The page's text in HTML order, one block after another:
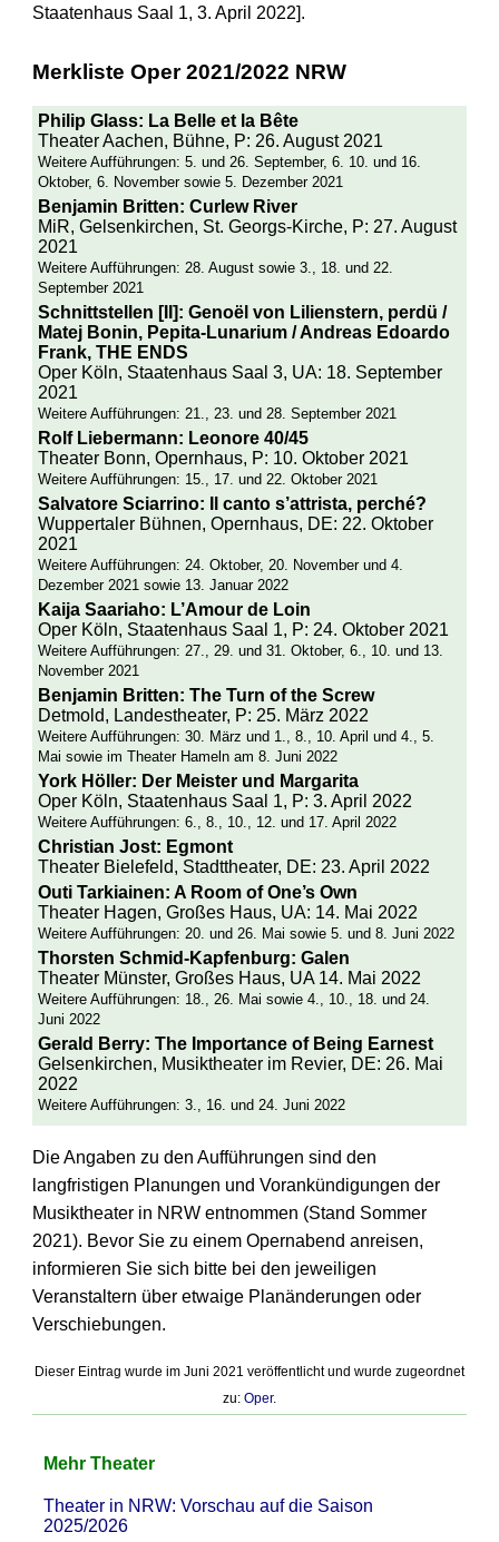
Staatenhaus Saal 1, 3. April 2022].
Merkliste Oper 2021/2022 NRW
Philip Glass: La Belle et la Bête
Theater Aachen, Bühne, P: 26. August 2021
Weitere Aufführungen: 5. und 26. September, 6. 10. und 16.
Oktober, 6. November sowie 5. Dezember 2021
Benjamin Britten: Curlew River
MiR, Gelsenkirchen, St. Georgs-Kirche, P: 27. August
2021
Weitere Aufführungen: 28. August sowie 3., 18. und 22.
September 2021
Schnittstellen [II]: Genoël von Lilienstern, perdü /
Matej Bonin, Pepita-Lunarium / Andreas Edoardo
Frank, THE ENDS
Oper Köln, Staatenhaus Saal 3, UA: 18. September
2021
Weitere Aufführungen: 21., 23. und 28. September 2021
Rolf Liebermann: Leonore 40/45
Theater Bonn, Opernhaus, P: 10. Oktober 2021
Weitere Aufführungen: 15., 17. und 22. Oktober 2021
Salvatore Sciarrino: Il canto s’attrista, perché?
Wuppertaler Bühnen, Opernhaus, DE: 22. Oktober
2021
Weitere Aufführungen: 24. Oktober, 20. November und 4.
Dezember 2021 sowie 13. Januar 2022
Kaija Saariaho: L’Amour de Loin
Oper Köln, Staatenhaus Saal 1, P: 24. Oktober 2021
Weitere Aufführungen: 27., 29. und 31. Oktober, 6., 10. und 13.
November 2021
Benjamin Britten: The Turn of the Screw
Detmold, Landestheater, P: 25. März 2022
Weitere Aufführungen: 30. März und 1., 8., 10. April und 4., 5.
Mai sowie im Theater Hameln am 8. Juni 2022
York Höller: Der Meister und Margarita
Oper Köln, Staatenhaus Saal 1, P: 3. April 2022
Weitere Aufführungen: 6., 8., 10., 12. und 17. April 2022
Christian Jost: Egmont
Theater Bielefeld, Stadttheater, DE: 23. April 2022
Outi Tarkiainen: A Room of One’s Own
Theater Hagen, Großes Haus, UA: 14. Mai 2022
Weitere Aufführungen: 20. und 26. Mai sowie 5. und 8. Juni 2022
Thorsten Schmid-Kapfenburg: Galen
Theater Münster, Großes Haus, UA 14. Mai 2022
Weitere Aufführungen: 18., 26. Mai sowie 4., 10., 18. und 24.
Juni 2022
Gerald Berry: The Importance of Being Earnest
Gelsenkirchen, Musiktheater im Revier, DE: 26. Mai
2022
Weitere Aufführungen: 3., 16. und 24. Juni 2022
Die Angaben zu den Aufführungen sind den
langfristigen Planungen und Vorankündigungen der
Musiktheater in NRW entnommen (Stand Sommer
2021). Bevor Sie zu einem Opernabend anreisen,
informieren Sie sich bitte bei den jeweiligen
Veranstaltern über etwaige Planänderungen oder
Verschiebungen.
Dieser Eintrag wurde im Juni 2021 veröffentlicht und wurde zugeordnet
zu: Oper.
Mehr Theater
Theater in NRW: Vorschau auf die Saison
2025/2026